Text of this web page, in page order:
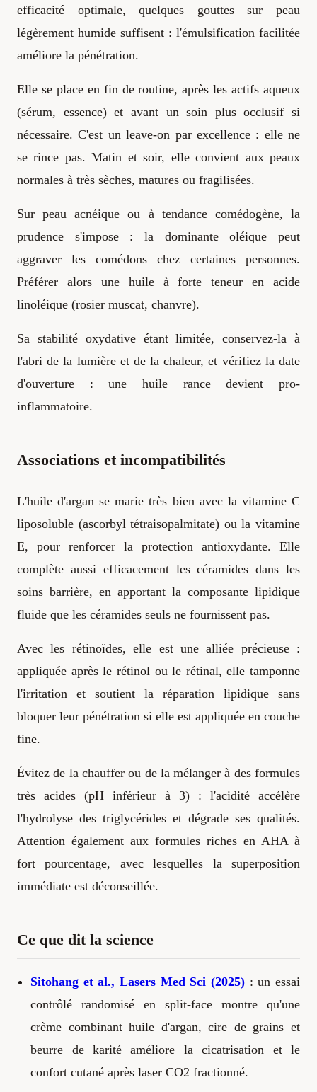
efficacité optimale, quelques gouttes sur peau
légèrement humide suffisent : l'émulsification facilitée
améliore la pénétration.
Elle se place en fin de routine, après les actifs aqueux
(sérum, essence) et avant un soin plus occlusif si
nécessaire. C'est un leave-on par excellence : elle ne
se rince pas. Matin et soir, elle convient aux peaux
normales à très sèches, matures ou fragilisées.
Sur peau acnéique ou à tendance comédogène, la
prudence s'impose : la dominante oléique peut
aggraver les comédons chez certaines personnes.
Préférer alors une huile à forte teneur en acide
linoléique (rosier muscat, chanvre).
Sa stabilité oxydative étant limitée, conservez-la à
l'abri de la lumière et de la chaleur, et vérifiez la date
d'ouverture : une huile rance devient pro-
inflammatoire.
Associations et incompatibilités
L'huile d'argan se marie très bien avec la vitamine C
liposoluble (ascorbyl tétraisopalmitate) ou la vitamine
E, pour renforcer la protection antioxydante. Elle
complète aussi efficacement les céramides dans les
soins barrière, en apportant la composante lipidique
fluide que les céramides seuls ne fournissent pas.
Avec les rétinoïdes, elle est une alliée précieuse :
appliquée après le rétinol ou le rétinal, elle tamponne
l'irritation et soutient la réparation lipidique sans
bloquer leur pénétration si elle est appliquée en couche
fine.
Évitez de la chauffer ou de la mélanger à des formules
très acides (pH inférieur à 3) : l'acidité accélère
l'hydrolyse des triglycérides et dégrade ses qualités.
Attention également aux formules riches en AHA à
fort pourcentage, avec lesquelles la superposition
immédiate est déconseillée.
Ce que dit la science
Sitohang et al., Lasers Med Sci (2025) : un essai
contrôlé randomisé en split-face montre qu'une
crème combinant huile d'argan, cire de grains et
beurre de karité améliore la cicatrisation et le
confort cutané après laser CO2 fractionné.